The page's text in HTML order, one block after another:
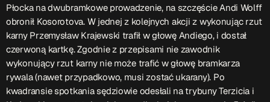
TOP CHART
Płocka na dwubramkowe prowadzenie, na szczęście Andi Wolff
obronił Kosorotova. W jednej z kolejnych akcji z wykonując rzut
karny Przemysław Krajewski trafił w głowę Andiego, i dostał
czerwoną kartkę. Zgodnie z przepisami nie zawodnik
wykonujący rzut karny nie może trafić w głowę bramkarza
rywala (nawet przypadkowo, musi zostać ukarany). Po
kwadransie spotkania sędziowie odesłali na trybuny Terzicia i